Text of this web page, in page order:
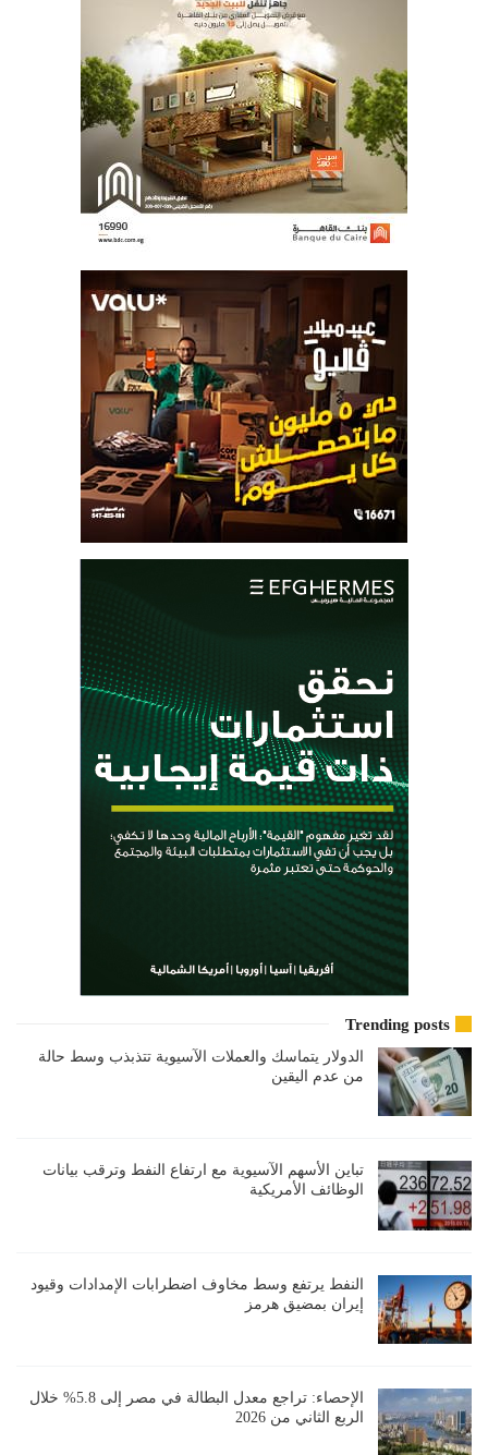
Trending posts
الدولار يتماسك والعملات الآسيوية تتذبذب وسط حالة
من عدم اليقين
تباين الأسهم الآسيوية مع ارتفاع النفط وترقب بيانات
الوظائف الأمريكية
النفط يرتفع وسط مخاوف اضطرابات الإمدادات وقيود
إيران بمضيق هرمز
الإحصاء: تراجع معدل البطالة في مصر إلى 5.8% خلال
الربع الثاني من 2026